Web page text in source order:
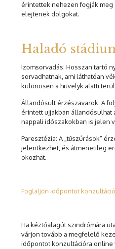
érintettek nehezen fogják meg
elejtenek dolgokat.
Haladó
Izomsorvadás: Hosszan tartó
sorvadhatnak, ami láthatóan
különösen a hüvelyk alatti
Állandósult érzészavarok: A
érintett ujjakban állandósulhat
nappali időszakokban is jelen
Paresztézia: A „tűszúrások”
jelentkezhet, és átmenetileg
okozhat.
Foglaljon időpontot
Ha kéztőalagút szindrómára
várjon tovább a megfelelő
időpontot konzultációra online